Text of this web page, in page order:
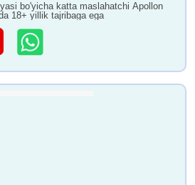
bo'yicha katta maslahatchi Apollon
18+ yillik tajribaga ega